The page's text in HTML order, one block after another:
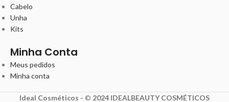
Cabelo
Unha
Kits
Minha Conta
Meus pedidos
Minha conta
Ideal Cosméticos - © 2024 IDEALBEAUTY COSMÉTICOS